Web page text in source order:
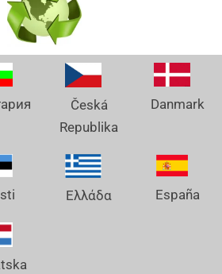
Česká
Republika
Danmark
Ελλάδα España